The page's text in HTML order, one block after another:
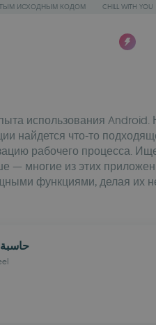
ИСХОДНЫМ КОДОМ CHILL WITH YOU
использования Android.
найдется что-то
рабочего процесса.
— многие из этих
функциями, делая их